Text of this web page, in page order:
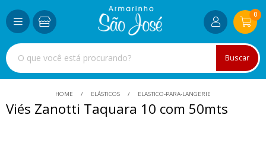
Buscar
0
HOME ELÁSTICOS ELASTICO-PARA-LANGERIE
Viés Zanotti Taquara 10 com 50mts